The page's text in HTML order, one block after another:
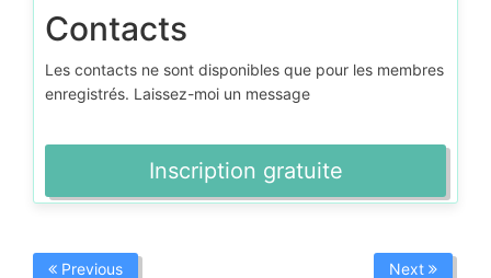
Contacts
Les contacts ne sont disponibles que pour les membres
enregistrés. Laissez-moi un message
Inscription gratuite
Previous Next